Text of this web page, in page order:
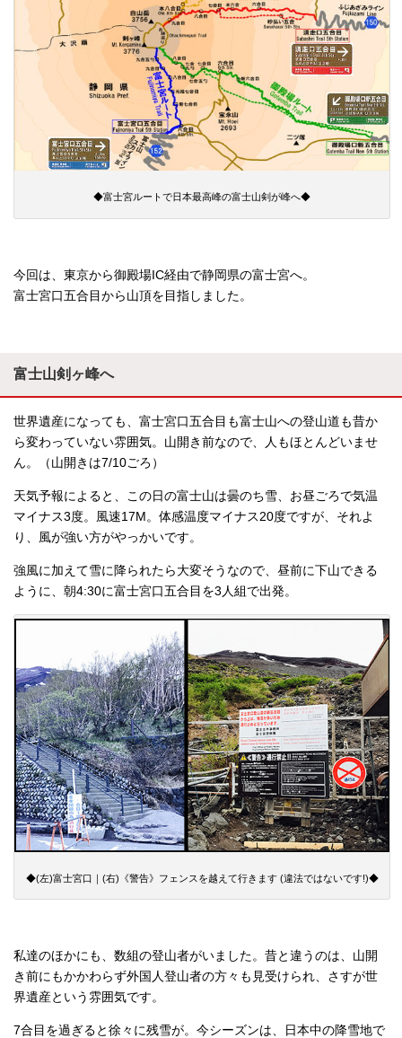
◆富士宮ルートで日本最高峰の富士山剣が峰へ◆
今回は、東京から御殿場IC経由で静岡県の富士宮へ。
富士宮口五合目から山頂を目指しました。
富士山剣ヶ峰へ
世界遺産になっても、富士宮口五合目も富士山への登山道も昔か
ら変わっていない雰囲気。山開き前なので、人もほとんどいませ
ん。（山開きは7/10ごろ）
天気予報によると、この日の富士山は曇のち雪、お昼ごろで気温
マイナス3度。風速17M。体感温度マイナス20度ですが、それよ
り、風が強い方がやっかいです。
強風に加えて雪に降られたら大変そうなので、昼前に下山できる
ように、朝4:30に富士宮口五合目を3人組で出発。
◆(左)富士宮口｜(右)《警告》フェンスを越えて行きます (違法ではないです!)◆
私達のほかにも、数組の登山者がいました。昔と違うのは、山開
き前にもかかわらず外国人登山者の方々も見受けられ、さすが世
界遺産という雰囲気です。
7合目を過ぎると徐々に残雪が。今シーズンは、日本中の降雪地で